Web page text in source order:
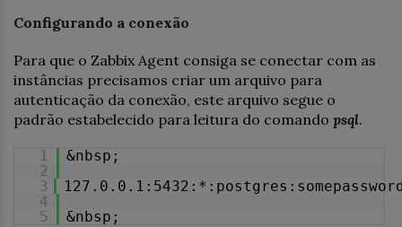
Configurando a conexão
Para que o Zabbix Agent consiga se conectar com as
instâncias precisamos criar um arquivo para
autenticação da conexão, este arquivo segue o
padrão estabelecido para leitura do comando psql.
1
&nbsp;
2
3
4
5
&nbsp;